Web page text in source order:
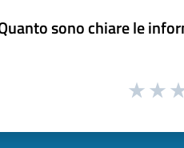
sono chiare le